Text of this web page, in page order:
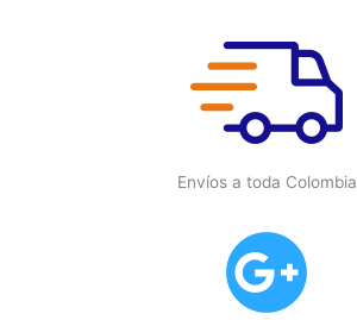
Envíos a toda Colombia